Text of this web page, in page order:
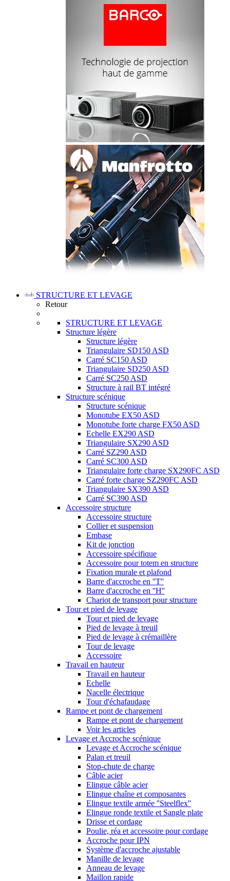
STRUCTURE ET LEVAGE
Retour
STRUCTURE ET LEVAGE
Structure légère
Structure légère
Triangulaire SD150 ASD
Carré SC150 ASD
Triangulaire SD250 ASD
Carré SC250 ASD
Structure à rail BT intégré
Structure scénique
Structure scénique
Monotube EX50 ASD
Monotube forte charge FX50 ASD
Echelle EX290 ASD
Triangulaire SX290 ASD
Carré SZ290 ASD
Carré SC300 ASD
Triangulaire forte charge SX290FC ASD
Carré forte charge SZ290FC ASD
Triangulaire SX390 ASD
Carré SC390 ASD
Accessoire structure
Accessoire structure
Collier et suspension
Embase
Kit de jonction
Accessoire spécifique
Accessoire pour totem en structure
Fixation murale et plafond
Barre d'accroche en ''T''
Barre d'accroche en ''H''
Chariot de transport pour structure
Tour et pied de levage
Tour et pied de levage
Pied de levage à treuil
Pied de levage à crémaillère
Tour de levage
Accessoire
Travail en hauteur
Travail en hauteur
Echelle
Nacelle électrique
Tour d'échafaudage
Rampe et pont de chargement
Rampe et pont de chargement
Voir les articles
Levage et Accroche scénique
Levage et Accroche scénique
Palan et treuil
Stop-chute de charge
Câble acier
Elingue câble acier
Elingue chaîne et composantes
Elingue textile armée ''Steelflex''
Elingue ronde textile et Sangle plate
Drisse et cordage
Poulie, réa et accessoire pour cordage
Accroche pour IPN
Système d'accroche ajustable
Manille de levage
Anneau de levage
Maillon rapide